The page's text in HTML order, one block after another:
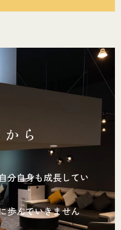
ら
分自身も成長してい
歩んでいきません